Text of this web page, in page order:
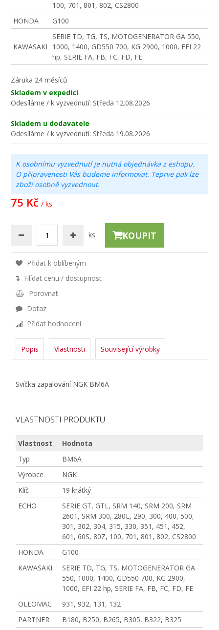
100, 701, 801, 802, CS2800
HONDA
G100
KAWASAKI
SERIE TD, TG, TS, MOTOGENERATOR GA 550,
1000, 1400, GD550 700, KG 2900, 1000, EFI 22
hp, SERIE FA, FB, FC, FD, FE
Záruka 24 měsíců
Skladem v expedici
Odesíláme / k vyzvednutí: Středa 12.08.2026
Skladem u dodavatele
Odesíláme / k vyzvednutí: Středa 19.08.2026
K osobnímu vyzvednutí je nutná objednávka z eshopu.
O připravenosti Vás budeme informovat. Teprve pak lze
zboží osobně vyzvednout.
75 Kč / ks
ks KOUPIT
Přidat k oblíbeným
Hlídat cenu / dostupnost
Porovnat
Dotaz
Přidat hodnocení
Popis Vlastnosti Související výrobky
Svíčka zapalování NGK BM6A
VLASTNOSTI PRODUKTU
Vlastnost
Hodnota
Typ
BM6A
Výrobce
NGK
Klíč
19 krátký
ECHO
SERIE GT, GTL, SRM 140, SRM 200, SRM
2601, SRM 300, 280E, 290, 300, 400, 500,
301, 302, 304, 315, 330, 351, 451, 452,
601, 60S, 80Z, 100, 701, 801, 802, CS2800
HONDA
G100
KAWASAKI
SERIE TD, TG, TS, MOTOGENERATOR GA
550, 1000, 1400, GD550 700, KG 2900,
1000, EFI 22 hp, SERIE FA, FB, FC, FD, FE
OLEOMAC
931, 932, 131, 132
PARTNER
B180, B250, B265, B305, B322, B325